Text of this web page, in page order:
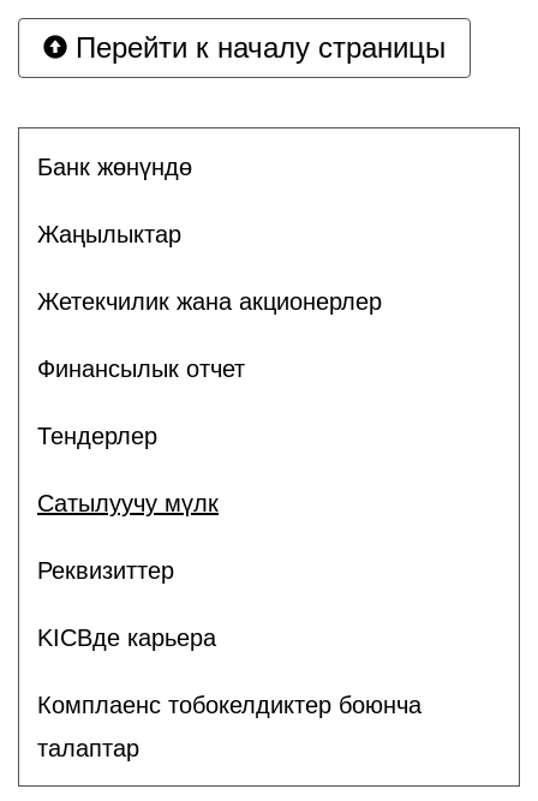
Перейти к началу страницы
Банк жөнүндө
Жаңылыктар
Жетекчилик жана акционерлер
Финансылык отчет
Тендерлер
Сатылуучу мүлк
Реквизиттер
KICBде карьера
Комплаенс тобокелдиктер боюнча
талаптар